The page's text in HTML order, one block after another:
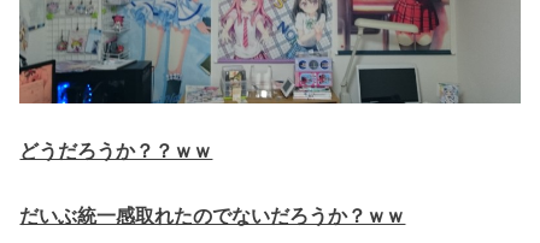
どうだろうか？？ｗｗ
だいぶ統一感取れたのでないだろうか？ｗｗ